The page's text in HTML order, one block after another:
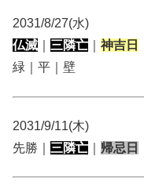
2031/8/27(水)
仏滅
三隣亡 神吉日
緑｜平｜壁
2031/9/11(木)
先勝｜ 三隣亡 帰忌日